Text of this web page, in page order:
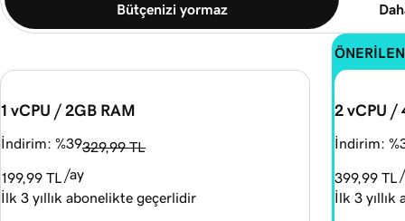
Bütçenizi yormaz
1 vCPU / 2GB RAM
İndirim: %39329,99 TL
199,99 TL
/ay
İlk 3 yıllık abonelikte geçerlidir
ÖNERİLEN
2 vCPU /
İndirim:
399,99 TL
İlk 3 yıllık